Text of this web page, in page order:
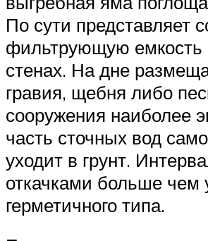
По сути представляет
фильтрующую емкость
стенах. На дне
гравия, щебня либо
сооружения наиболее
часть сточных вод
уходит в грунт.
откачками больше чем
герметичного типа.